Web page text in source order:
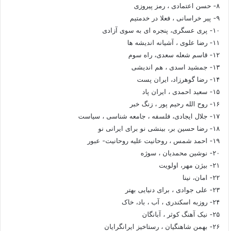
۸- حسن اعتمادی ، رمز پیروزی
۹- پیر خراسانی ، فعلا در خدمتیم
۱۰- پری عسگری، پنجره ای به سوی آزادی
۱۱- رضا علوی ، آشیانه اندیشه ها
۱۲- قاسم شعله سعدی، راه سوم
۱۳- جمشید اسدی ، هم اندیشی
۱۴- رضا گوهرزاد، ایران پست
۱۵- سعید احمدی ، ایران پاد
۱۶- روح الله رحیم پور ، زنگ خبر
۱۷- جلال ایجادی، فلسفه ، جامعه شناسی ، سیاست
۱۸- رضا حسین بر، بینشی نو برای ایرانی نو
۱۹- احمد شمس ، روحانیت علیه روحانیت- عبور
۲۰- نوشین محمدیان ، سوژه
۲۱- بیژن مهر، اولویت
۲۲- امان، نینا
۲۳- علی جوادی ، برای دنیایی بهتر
۲۴- روزبه اسکندری ، آب ، باد، خاک
۲۵- نیک آهنگ کوثر ، آبانگان
۲۶- بهمن شاهنگیان ، رستاخیز ایرانگرایان